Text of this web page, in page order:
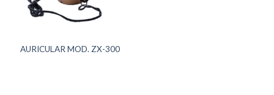
AURICULAR MOD. ZX-300